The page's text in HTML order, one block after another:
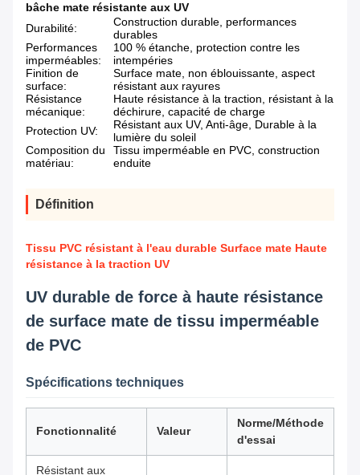
bâche mate résistante aux UV
Durabilité:
Construction durable, performances
durables
Performances
imperméables:
100 % étanche, protection contre les
intempéries
Finition de
surface:
Surface mate, non éblouissante, aspect
résistant aux rayures
Résistance
mécanique:
Haute résistance à la traction, résistant à la
déchirure, capacité de charge
Protection UV:
Résistant aux UV, Anti-âge, Durable à la
lumière du soleil
Composition du
matériau:
Tissu imperméable en PVC, construction
enduite
Définition
Tissu PVC résistant à l'eau durable Surface mate Haute
résistance à la traction UV
UV durable de force à haute résistance
de surface mate de tissu imperméable
de PVC
Spécifications techniques
Fonctionnalité Valeur
Norme/Méthode
d'essai
Résistant aux